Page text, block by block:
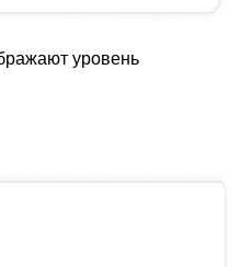
уровень